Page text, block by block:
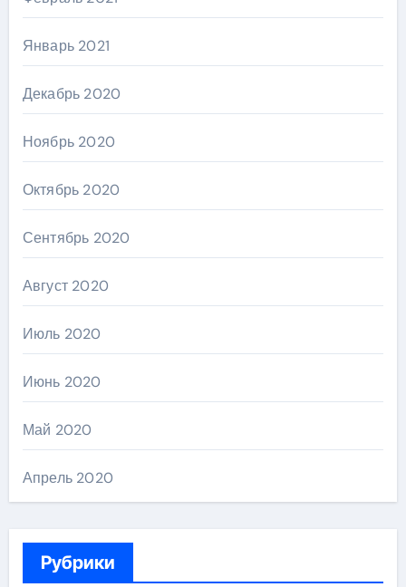
Январь 2021
Декабрь 2020
Ноябрь 2020
Октябрь 2020
Сентябрь 2020
Август 2020
Июль 2020
Июнь 2020
Май 2020
Апрель 2020
Рубрики